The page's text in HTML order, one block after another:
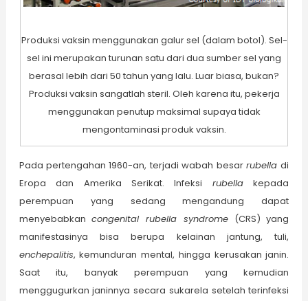
Produksi vaksin menggunakan galur sel (dalam botol). Sel-
sel ini merupakan turunan satu dari dua sumber sel yang
berasal lebih dari 50 tahun yang lalu. Luar biasa, bukan?
Produksi vaksin sangatlah steril. Oleh karena itu, pekerja
menggunakan penutup maksimal supaya tidak
mengontaminasi produk vaksin.
Pada pertengahan 1960-an, terjadi wabah besarrubelladi
Eropa dan Amerika Serikat. Infeksi rubellakepada
perempuan yang sedang mengandung dapat
menyebabkancongenital rubella syndrome(CRS) yang
manifestasinya bisa berupa kelainan jantung, tuli,
enchepalitis, kemunduran mental, hingga kerusakan janin.
Saat itu, banyak perempuan yang kemudian
menggugurkan janinnya secara sukarela setelah terinfeksi